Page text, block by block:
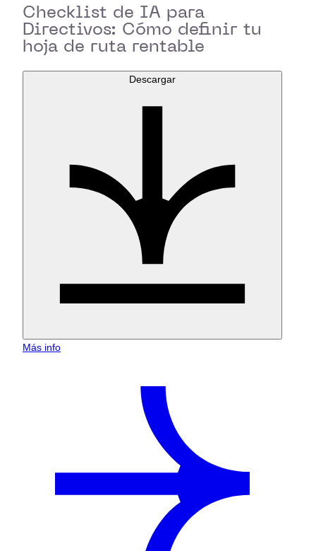
Checklist de IA para
Directivos: Cómo definir tu
hoja de ruta rentable
Descargar
Más info